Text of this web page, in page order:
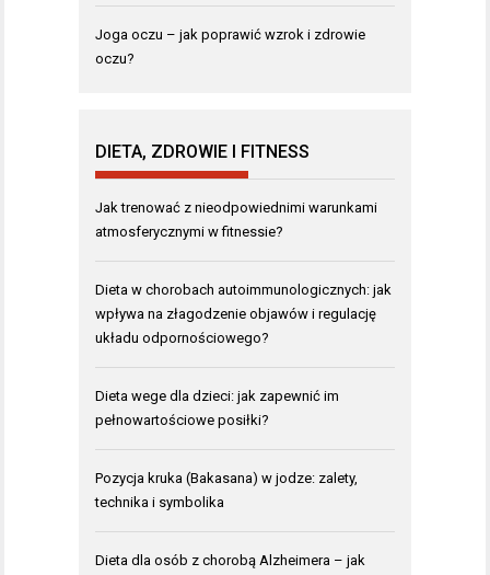
Joga oczu – jak poprawić wzrok i zdrowie
oczu?
DIETA, ZDROWIE I FITNESS
Jak trenować z nieodpowiednimi warunkami
atmosferycznymi w fitnessie?
Dieta w chorobach autoimmunologicznych: jak
wpływa na złagodzenie objawów i regulację
układu odpornościowego?
Dieta wege dla dzieci: jak zapewnić im
pełnowartościowe posiłki?
Pozycja kruka (Bakasana) w jodze: zalety,
technika i symbolika
Dieta dla osób z chorobą Alzheimera – jak